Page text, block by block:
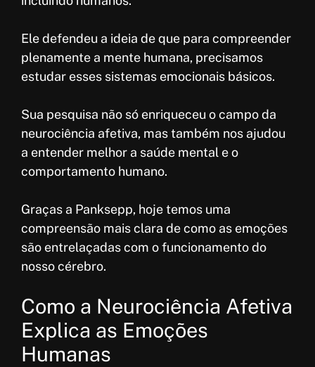
Ele defendeu a ideia de que para compreender
plenamente a mente humana, precisamos
estudar esses sistemas emocionais básicos.
Sua pesquisa não só enriqueceu o campo da
neurociência afetiva, mas também nos ajudou
a entender melhor a saúde mental e o
comportamento humano.
Graças a Panksepp, hoje temos uma
compreensão mais clara de como as emoções
são entrelaçadas com o funcionamento do
nosso cérebro.
Como a Neurociência Afetiva
Explica as Emoções
Humanas